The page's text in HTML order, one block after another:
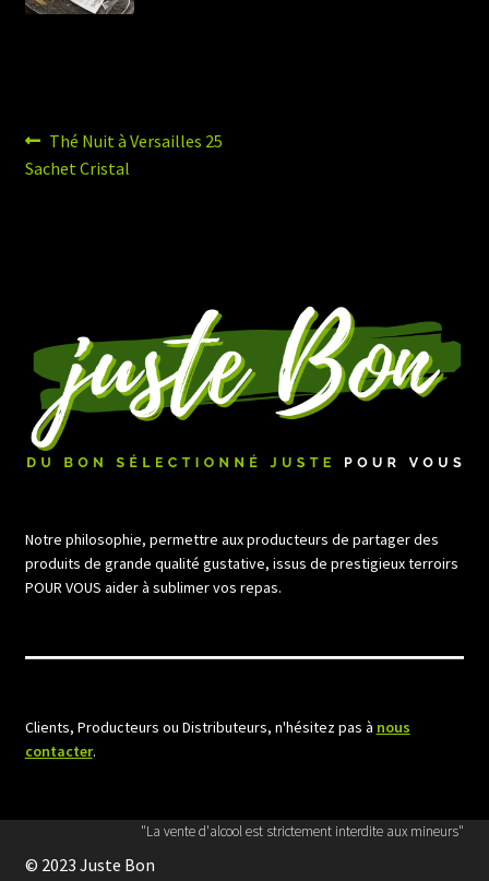
Navigation
de
Article
précédent :
Thé Nuit à Versailles 25
Sachet Cristal
Notre philosophie, permettre aux producteurs de partager des
produits de grande qualité gustative, issus de prestigieux terroirs
POUR VOUS aider à sublimer vos repas.
Clients, Producteurs ou Distributeurs, n'hésitez pas à nous
contacter.
"La vente d'alcool est strictement interdite aux mineurs"
© 2023 Juste Bon